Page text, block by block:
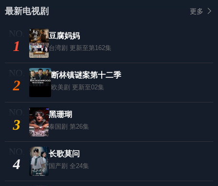
最新电视剧 更多
1
豆腐妈妈
台湾剧 更新至第162集
2
断林镇谜案第十二季
欧美剧 更新至02集
3
黑珊瑚
泰国剧 第26集
4
长歌莫问
国产剧 全24集